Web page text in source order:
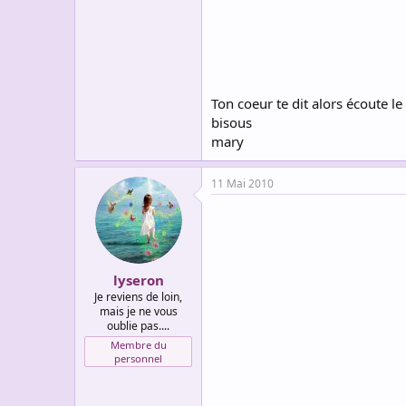
Ton coeur te dit alors écoute le
bisous
mary
lyseron
Je reviens de loin,
mais je ne vous
oublie pas....
Membre du
personnel
11 Mai 2010